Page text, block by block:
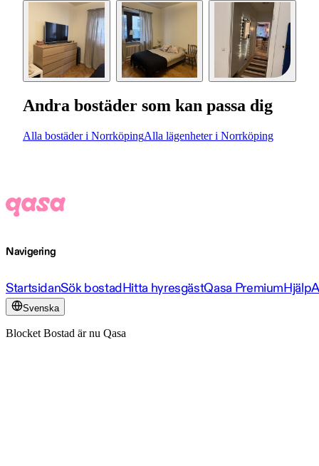
Andra bostäder som kan passa dig
Alla bostäder i NorrköpingAlla lägenheter i Norrköping
Navigering
StartsidanSök bostadHitta hyresgästQasa PremiumHjälp
Svenska
Blocket Bostad är nu Qasa